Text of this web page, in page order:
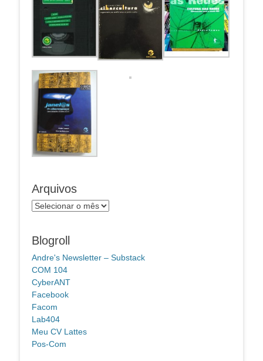
Arquivos
Arquivos
Blogroll
Andre's Newsletter – Substack
COM 104
CyberANT
Facebook
Facom
Lab404
Meu CV Lattes
Pos-Com